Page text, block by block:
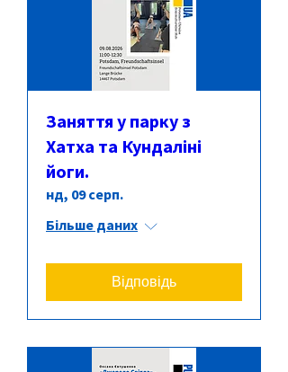
Заняття у парку з
Хатха та Кундаліні
йоги.
нд, 09 серп.
Більше даних
Відповідь